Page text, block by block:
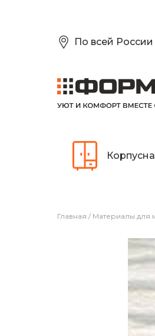
По всей России
Главная / Материалы для